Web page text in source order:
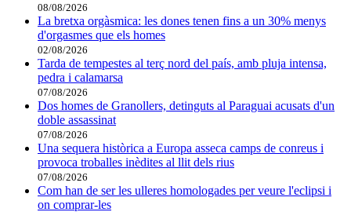
08/08/2026
La bretxa orgàsmica: les dones tenen fins a un 30% menys
d'orgasmes que els homes
02/08/2026
Tarda de tempestes al terç nord del país, amb pluja intensa,
pedra i calamarsa
07/08/2026
Dos homes de Granollers, detinguts al Paraguai acusats d'un
doble assassinat
07/08/2026
Una sequera històrica a Europa asseca camps de conreus i
provoca troballes inèdites al llit dels rius
07/08/2026
Com han de ser les ulleres homologades per veure l'eclipsi i
on comprar-les